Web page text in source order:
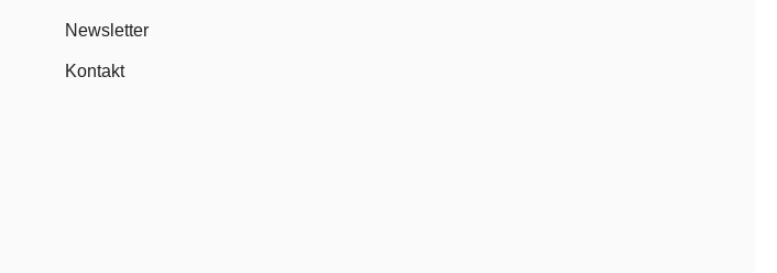
Newsletter
Kontakt